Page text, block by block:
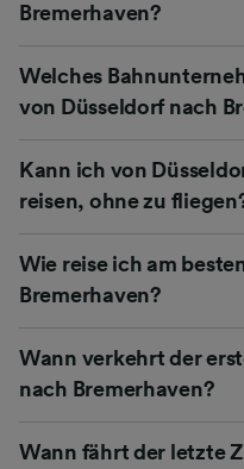
Bremerhaven?
Welches
von Düsseldorf nach
Kann ich von
reisen, ohne zu
Wie reise ich am
Bremerhaven?
Wann verkehrt der
nach Bremerhaven?
Wann fährt der letzte